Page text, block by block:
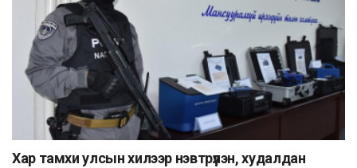
Хар тамхи улсын хилээр нэвтрүүлэн, худалдан